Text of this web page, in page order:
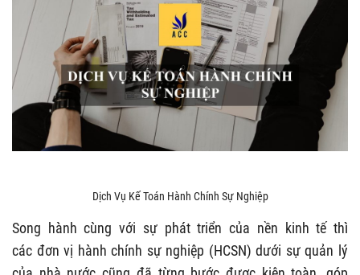
Dịch Vụ Kế Toán Hành Chính Sự Nghiệp
Song hành cùng với sự phát triển của nền kinh tế thì
các đơn vị hành chính sự nghiệp (HCSN) dưới sự quản lý